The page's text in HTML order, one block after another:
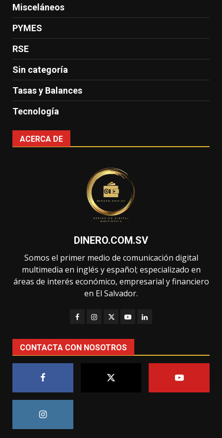
Misceláneos
PYMES
RSE
Sin categoría
Tasas y Balances
Tecnología
ACERCA DE
DINERO.COM.SV
Somos el primer medio de comunicación digital
multimedia en inglés y español; especializado en
áreas de interés económico, empresarial y financiero
en El Salvador.
CONTACTA CON NOSOTROS